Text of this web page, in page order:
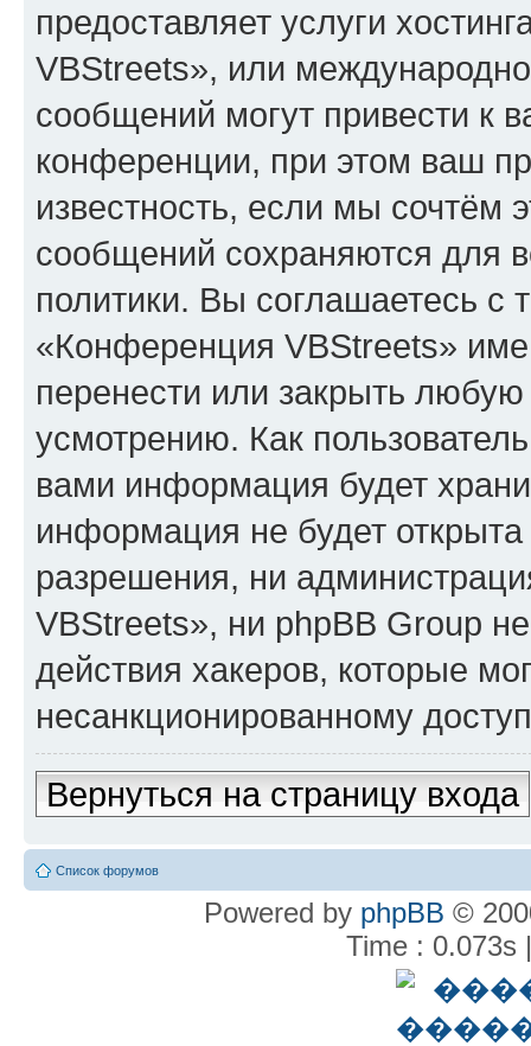
предоставляет услуги
VBStreets», или
сообщений могут привести к
конференции, при этом ваш
известность, если мы сочтём
сообщений сохраняются для
политики. Вы соглашаетесь
«Конференция VBStreets»
перенести или закрыть
усмотрению. Как
вами информация будет
информация не будет
разрешения, ни
VBStreets», ни phpBB Group
действия хакеров, которые
несанкционированному
Вернуться на страницу входа
Список форумов
Powered by phpBB ©
Time : 0.073s